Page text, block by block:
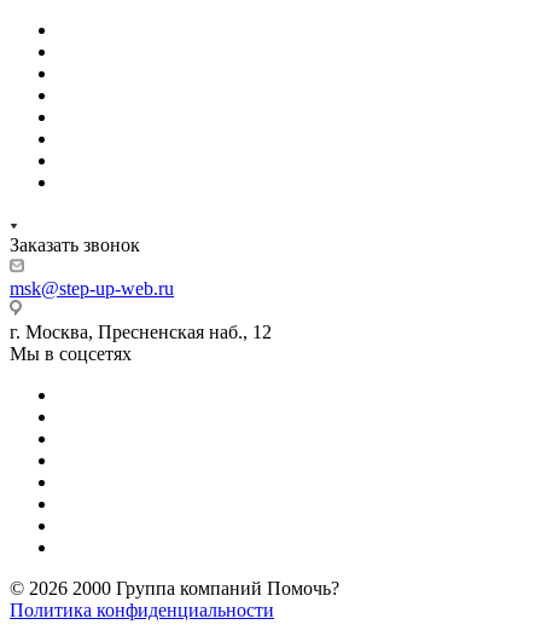
Заказать звонок
msk@step-up-web.ru
г. Москва, Пресненская наб., 12
Мы в соцсетях
© 2026 2000 Группа компаний Помочь?
Политика конфиденциальности